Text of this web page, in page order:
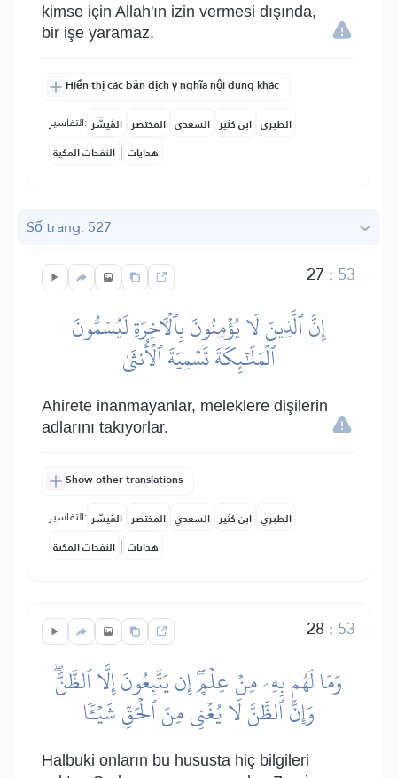
kimse için Allah'ın izin vermesi dışında,
bir işe yaramaz.
Hiển thị các bản dịch ý nghĩa nội dung khác
التفاسير: المُيسَّر المختصر السعدي ابن كثير الطبري
النفحات المكية | هدايات
Số trang: 527
27 : 53
إِنَّ ٱلَّذِينَ لَا يُؤۡمِنُونَ بِٱلۡأٓخِرَةِ لَيُسَمُّونَ
ٱلۡمَلَٰٓئِكَةَ تَسۡمِيَةَ ٱلۡأُنثَىٰ
Ahirete inanmayanlar, meleklere dişilerin
adlarını takıyorlar.
Show other translations
التفاسير: المُيسَّر المختصر السعدي ابن كثير الطبري
النفحات المكية | هدايات
28 : 53
وَمَا لَهُم بِهِۦ مِنۡ عِلۡمٍۖ إِن يَتَّبِعُونَ إِلَّا ٱلظَّنَّۖ
وَإِنَّ ٱلظَّنَّ لَا يُغۡنِي مِنَ ٱلۡحَقِّ شَيۡـٔٗا
Halbuki onların bu hususta hiç bilgileri